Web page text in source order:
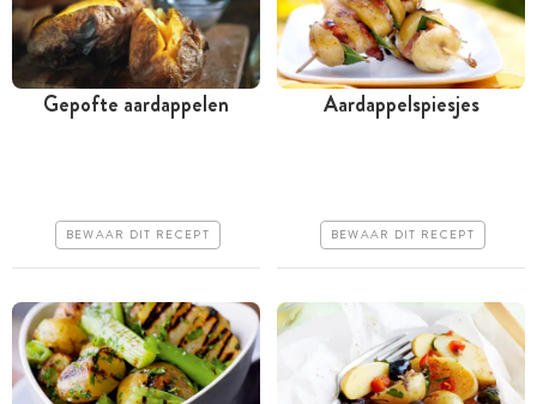
Gepofte aardappelen
BEWAAR DIT RECEPT
Aardappelspiesjes
BEWAAR DIT RECEPT